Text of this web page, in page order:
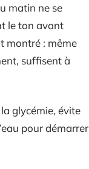
matin ne se
le ton avant
montré : même
suffisent à
glycémie, évite
pour démarrer